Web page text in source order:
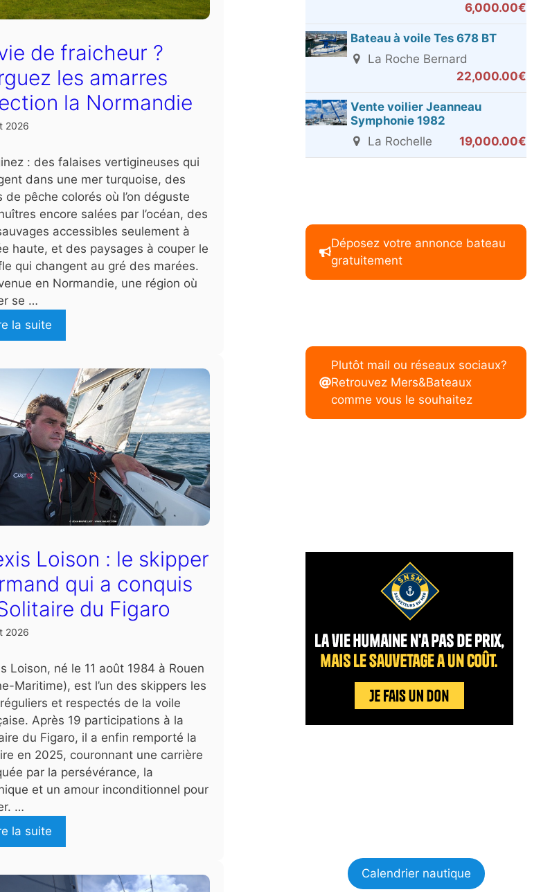
de fraicheur ?
les amarres
la Normandie
2026
: des falaises vertigineuses qui
dans une mer turquoise, des
de pêche colorés où l’on déguste
encore salées par l’océan, des
accessibles seulement à
haute, et des paysages à couper le
qui changent au gré des marées.
en Normandie, une région où
se …
la suite
Loison : le skipper
qui a conquis
du Figaro
2026
Loison, né le 11 août 1984 à Rouen
Maritime), est l’un des skippers les
et respectés de la voile
Après 19 participations à la
du Figaro, il a enfin remporté la
en 2025, couronnant une carrière
par la persévérance, la
et un amour inconditionnel pour
…
la suite
6,000.00€
Bateau à voile Tes 678 BT
La Roche Bernard
22,000.00€
Vente voilier Jeanneau
Symphonie 1982
La Rochelle
19,000.00€
Déposez votre annonce bateau
gratuitement
Plutôt mail ou réseaux sociaux?
Retrouvez Mers&Bateaux
comme vous le souhaitez
Calendrier nautique